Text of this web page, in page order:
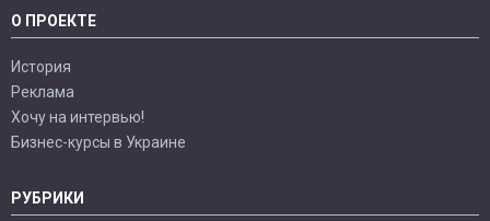
О ПРОЕКТЕ
История
Реклама
Хочу на интервью!
Бизнес-курсы в Украине
РУБРИКИ